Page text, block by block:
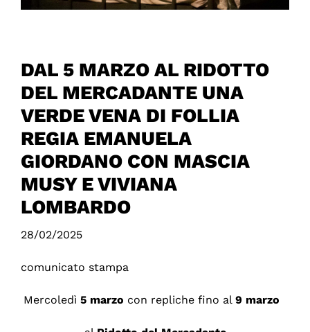
DAL 5 MARZO AL RIDOTTO
DEL MERCADANTE UNA
VERDE VENA DI FOLLIA
REGIA EMANUELA
GIORDANO CON MASCIA
MUSY E VIVIANA
LOMBARDO
28/02/2025
comunicato stampa
Mercoledì 5 marzo con repliche fino al 9 marzo